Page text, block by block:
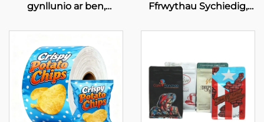
gynllunio ar ben,
yn sefyll ar gyfer bwyd
cnau
Ffrwythau Sychiedig,
Adferadwy,